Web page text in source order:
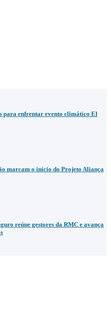
para enfrentar evento climático El
marcam o início do Projeto Aliança
reúne gestores da RMC e avança